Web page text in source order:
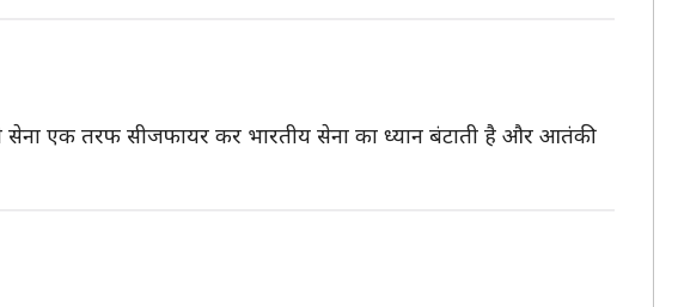
सेना एक तरफ सीजफायर कर भारतीय सेना का ध्यान बंटाती है और आतंकी